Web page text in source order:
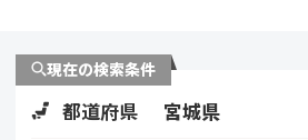
空き家
不動産コラム
現在の検索条件
都道府県 宮城県